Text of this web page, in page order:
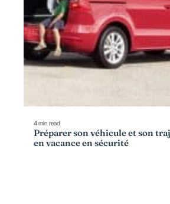
4 min read
Préparer son véhicule et son
en vacance en sécurité